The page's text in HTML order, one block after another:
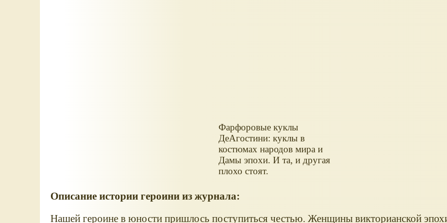
Фарфоровые куклы
ДеАгостини: куклы в
костюмах народов мира и
Дамы эпохи. И та, и другая
плохо стоят.
Описание истории героини из журнала:
Нашей героине в юности пришлось поступиться честью. Женщины викторианской